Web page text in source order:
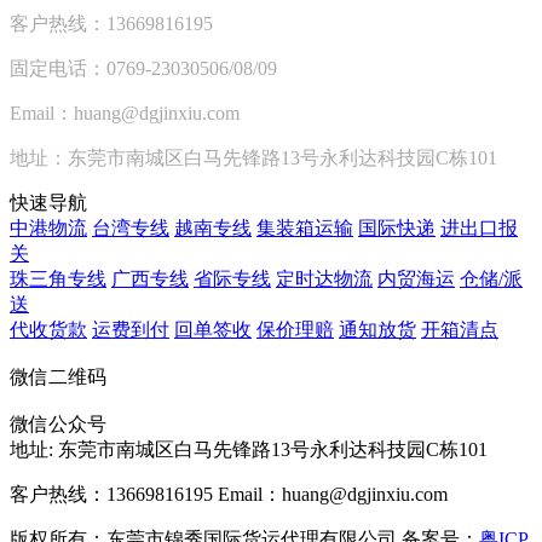
客户热线：13669816195
固定电话：0769-23030506/08/09
Email：huang@dgjinxiu.com
地址：东莞市南城区白马先锋路13号永利达科技园C栋101
快速导航
中港物流 台湾专线 越南专线 集装箱运输 国际快递 进出口报
关
珠三角专线 广西专线 省际专线 定时达物流 内贸海运 仓储/派
送
代收货款 运费到付 回单签收 保价理赔 通知放货 开箱清点
微信二维码
微信公众号
地址: 东莞市南城区白马先锋路13号永利达科技园C栋101
客户热线：13669816195 Email：huang@dgjinxiu.com